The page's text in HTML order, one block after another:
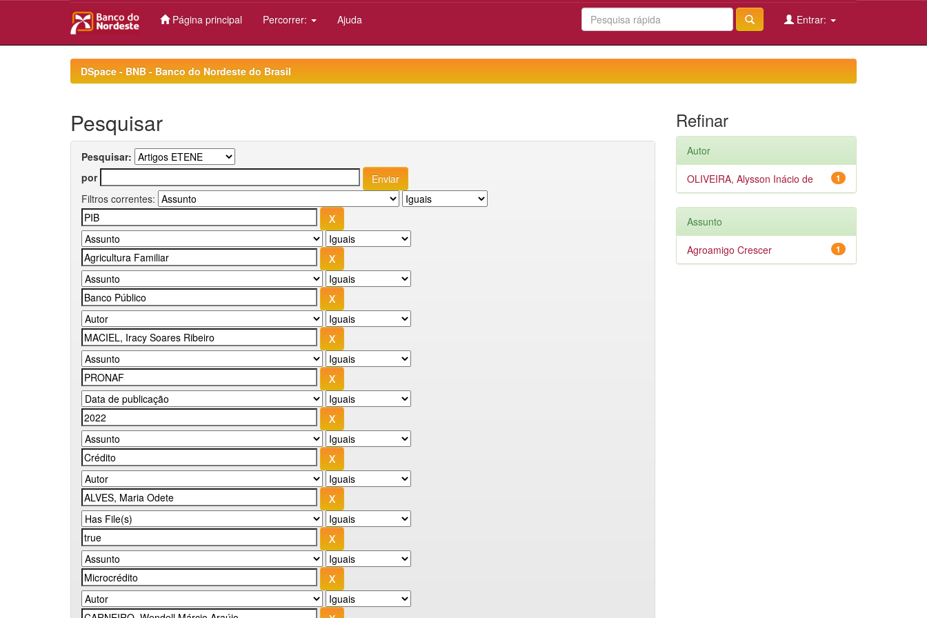
Página principal Percorrer: Ajuda Entrar:
DSpace - BNB - Banco do Nordeste do Brasil
Pesquisar
Pesquisar:
por
Filtros correntes:
Refinar
Autor
1
OLIVEIRA, Alysson Inácio de
Assunto
1
Agroamigo Crescer